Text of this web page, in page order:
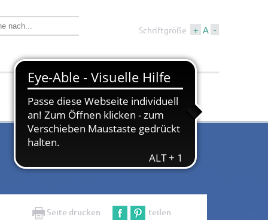
Schriftgröße + A -
Wirtschaft &
Bauen
Tourismus &
Kultur
Seite drucken teilen